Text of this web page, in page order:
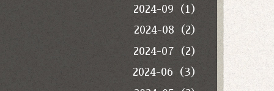
2024-09（1）
2024-08（2）
2024-07（2）
2024-06（3）